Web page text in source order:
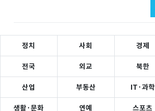
정치 사회 경제
전국 외교 북한
산업 부동산 IT·과학
생활·문화 연예 스포츠